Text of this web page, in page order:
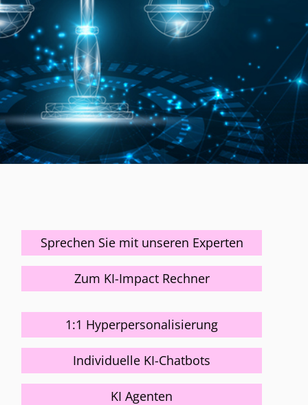
Sprechen Sie mit unseren Experten
Zum KI-Impact Rechner
1:1 Hyperpersonalisierung
Individuelle KI-Chatbots
KI Agenten